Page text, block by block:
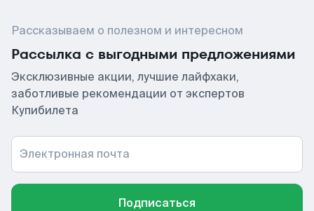
Рассказываем о полезном и интересном
Рассылка с выгодными предложениями
Эксклюзивные акции, лучшие лайфхаки,
заботливые рекомендации от экспертов
Купибилета
Электронная почта
Подписаться